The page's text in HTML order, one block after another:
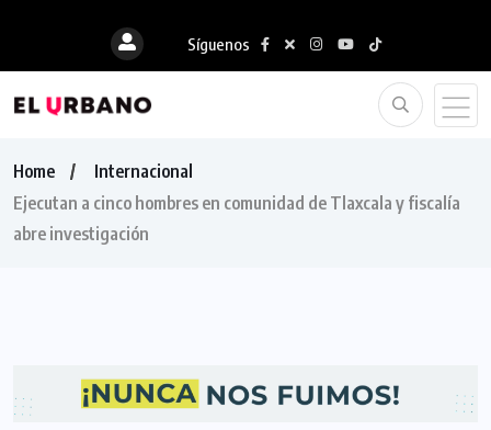
Síguenos
Home
Internacional
Ejecutan a cinco hombres en comunidad de Tlaxcala y fiscalía
abre investigación